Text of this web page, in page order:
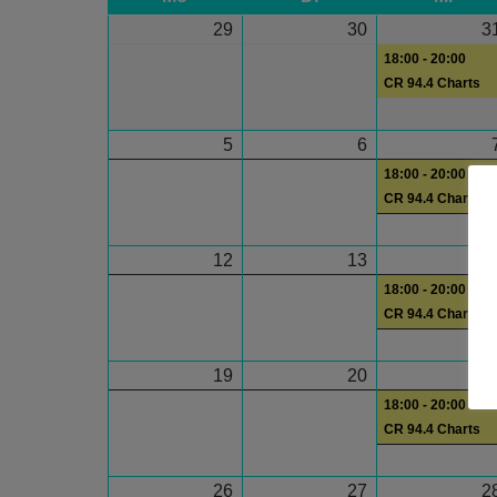
29
30
18:00 - 20:00
CR 94.4 Charts
5 6
18:00 - 20:00
CR 94.4 Charts
12 13
18:00 - 20:00
CR 94.4 Charts
19 20
18:00 - 20:00
CR 94.4 Charts
26 27